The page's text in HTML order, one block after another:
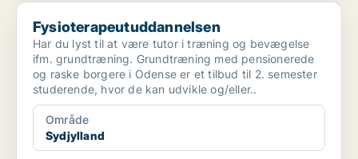
Fysioterapeutuddannelsen
Fysioterapeutuddannelsen
Har du lyst til at være tutor i træning og bevægelse
ifm. grundtræning. Grundtræning med pensionerede
og raske borgere i Odense er et tilbud til 2. semester
studerende, hvor de kan udvikle og/eller..
Område
Sydjylland